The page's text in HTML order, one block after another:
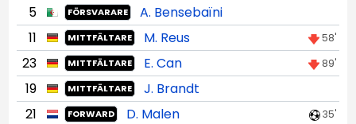
5
FÖRSVARARE
A. Bensebaïni
11
MITTFÄLTARE M. Reus 58'
23 MITTFÄLTARE E. Can 89'
19 MITTFÄLTARE
J. Brandt
21
FORWARD D. Malen 35'